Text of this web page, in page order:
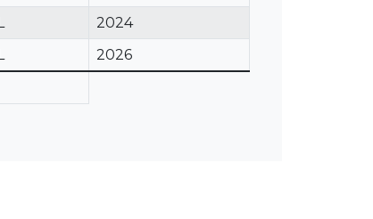
2024
2026